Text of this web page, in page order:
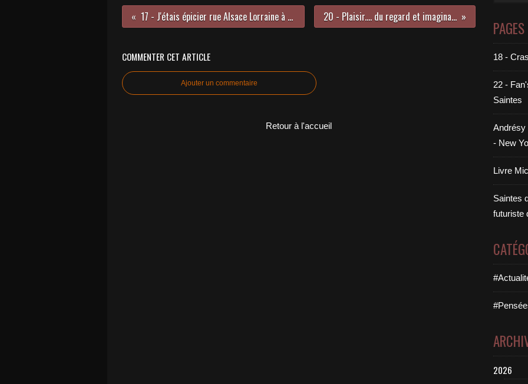
17 - J'étais épicier rue Alsace Lorraine à Saintes - 39-45 20 - Plaisir.... du regard et imagination saintaise
COMMENTER CET ARTICLE
Ajouter un commentaire
Retour à l'accueil
PAGES
18 -
22 -
Saintes
Andrésy
- New
Livre
Saintes
futuriste
2026